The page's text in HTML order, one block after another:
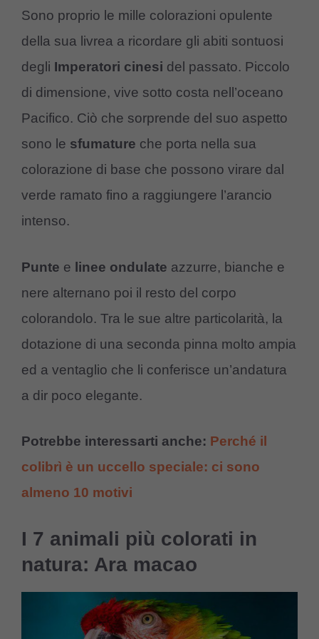
Sono proprio le mille colorazioni opulente
della sua livrea a ricordare gli abiti sontuosi
degli Imperatori cinesi del passato. Piccolo
di dimensione, vive sotto costa nell’oceano
Pacifico. Ciò che sorprende del suo aspetto
sono le sfumature che porta nella sua
colorazione di base che possono virare dal
verde ramato fino a raggiungere l’arancio
intenso.
Punte e linee ondulate azzurre, bianche e
nere alternano poi il resto del corpo
colorandolo. Tra le sue altre particolarità, la
dotazione di una seconda pinna molto ampia
ed a ventaglio che li conferisce un’andatura
a dir poco elegante.
Potrebbe interessarti anche: Perché il
colibrì è un uccello speciale: ci sono
almeno 10 motivi
I 7 animali più colorati in
natura: Ara macao